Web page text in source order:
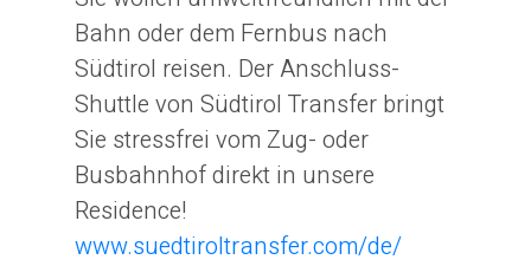
Bahn oder dem Fernbus nach
Südtirol reisen. Der Anschluss-
Shuttle von Südtirol Transfer bringt
Sie stressfrei vom Zug- oder
Busbahnhof direkt in unsere
Residence!
www.suedtiroltransfer.com/de/